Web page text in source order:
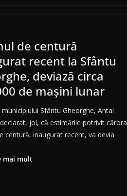
de centură
recent la Sfântu
deviază circa
de maşini lunar
municipiului Sfântu Gheorghe, Antal
joi, că estimările potrivit cărora
centură, inaugurat recent, va devia
mai mult